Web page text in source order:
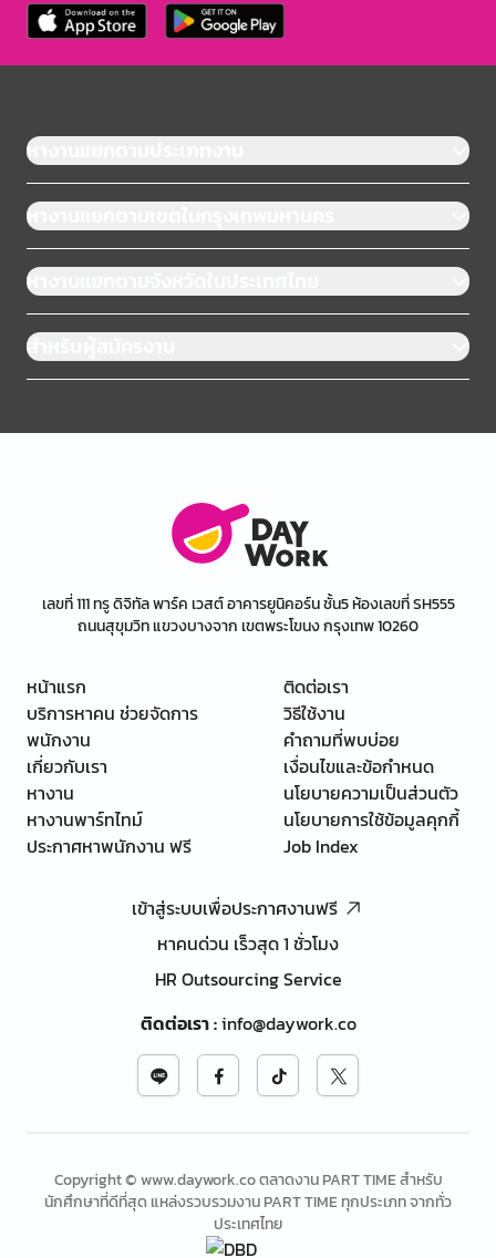
หางานแยกตามประเภทงาน
หางานแยกตามเขตในกรุงเทพมหานคร
หางานแยกตามจังหวัดในประเทศไทย
สำหรับผู้สมัครงาน
เลขที่ 111 ทรู ดิจิทัล พาร์ค เวสต์ อาคารยูนิคอร์น ชั้น5 ห้องเลขที่ SH555
ถนนสุขุมวิท แขวงบางจาก เขตพระโขนง กรุงเทพ 10260
หน้าแรก
บริการหาคน ช่วยจัดการ
พนักงาน
เกี่ยวกับเรา
หางาน
หางานพาร์ทไทม์
ประกาศหาพนักงาน ฟรี
ติดต่อเรา
วิธีใช้งาน
คำถามที่พบบ่อย
เงื่อนไขและข้อกำหนด
นโยบายความเป็นส่วนตัว
นโยบายการใช้ข้อมูลคุกกี้
Job Index
เข้าสู่ระบบเพื่อประกาศงานฟรี
หาคนด่วน เร็วสุด 1 ชั่วโมง
HR Outsourcing Service
ติดต่อเรา:info@daywork.co
Copyright © www.daywork.co ตลาดงาน PART TIME สำหรับ
นักศึกษาที่ดีที่สุด แหล่งรวบรวมงาน PART TIME ทุกประเภท จากทั่ว
ประเทศไทย